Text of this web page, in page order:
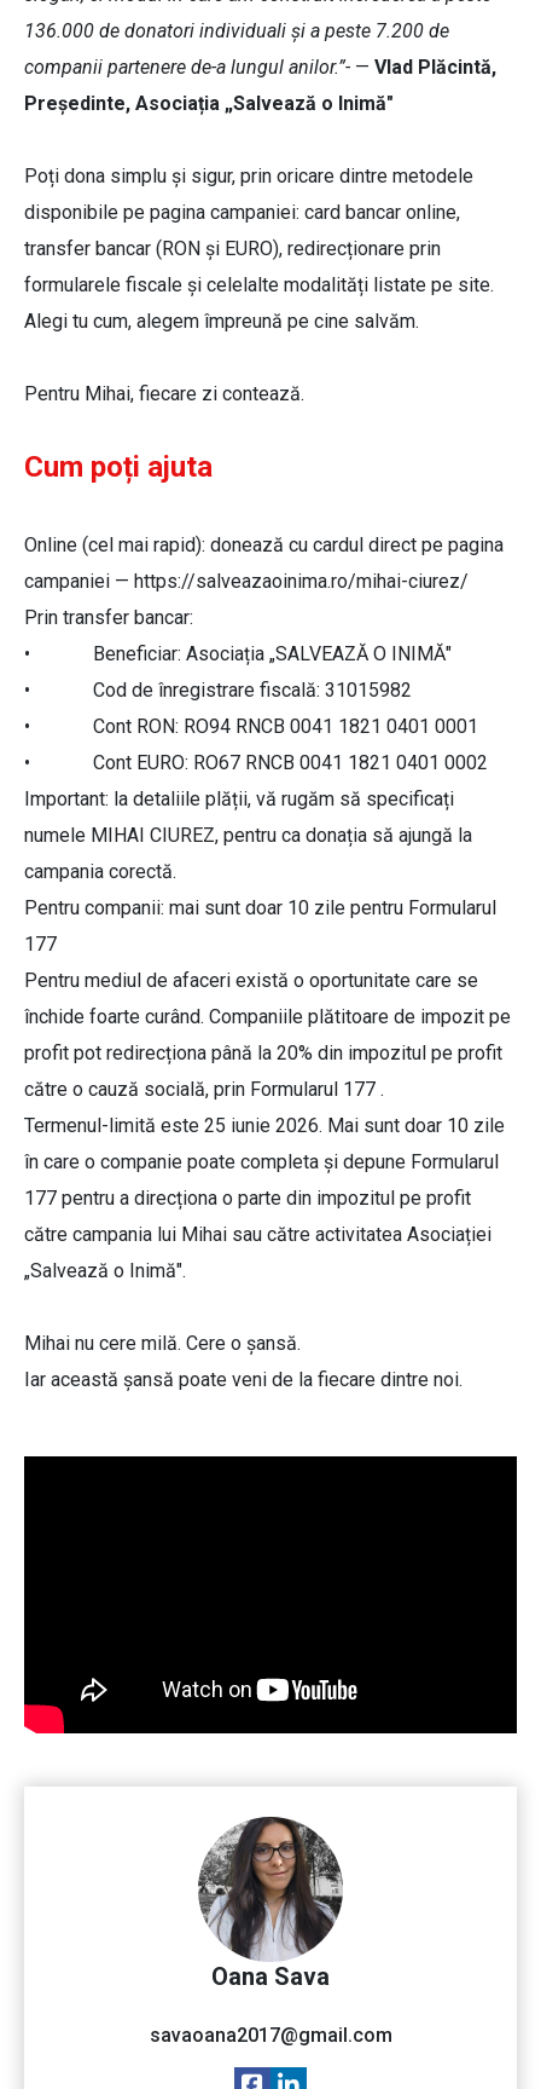
136.000 de donatori individuali și a peste 7.200 de
companii partenere de-a lungul anilor.”- — Vlad Plăcintă,
Președinte, Asociația „Salvează o Inimă"
Poți dona simplu și sigur, prin oricare dintre metodele
disponibile pe pagina campaniei: card bancar online,
transfer bancar (RON și EURO), redirecționare prin
formularele fiscale și celelalte modalități listate pe site.
Alegi tu cum, alegem împreună pe cine salvăm.
Pentru Mihai, fiecare zi contează.
Cum poți ajuta
Online (cel mai rapid): donează cu cardul direct pe pagina
campaniei — https://salveazaoinima.ro/mihai-ciurez/
Prin transfer bancar:
• Beneficiar: Asociația „SALVEAZĂ O INIMĂ"
• Cod de înregistrare fiscală: 31015982
• Cont RON: RO94 RNCB 0041 1821 0401 0001
• Cont EURO: RO67 RNCB 0041 1821 0401 0002
Important: la detaliile plății, vă rugăm să specificați
numele MIHAI CIUREZ, pentru ca donația să ajungă la
campania corectă.
Pentru companii: mai sunt doar 10 zile pentru Formularul
177
Pentru mediul de afaceri există o oportunitate care se
închide foarte curând. Companiile plătitoare de impozit pe
profit pot redirecționa până la 20% din impozitul pe profit
către o cauză socială, prin Formularul 177 .
Termenul-limită este 25 iunie 2026. Mai sunt doar 10 zile
în care o companie poate completa și depune Formularul
177 pentru a direcționa o parte din impozitul pe profit
către campania lui Mihai sau către activitatea Asociației
„Salvează o Inimă".
Mihai nu cere milă. Cere o șansă.
Iar această șansă poate veni de la fiecare dintre noi.
Oana Sava
savaoana2017@gmail.com